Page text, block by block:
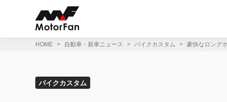
HOME 自動車・新車ニュース バイクカスタム 豪快なロング
バイクカスタム